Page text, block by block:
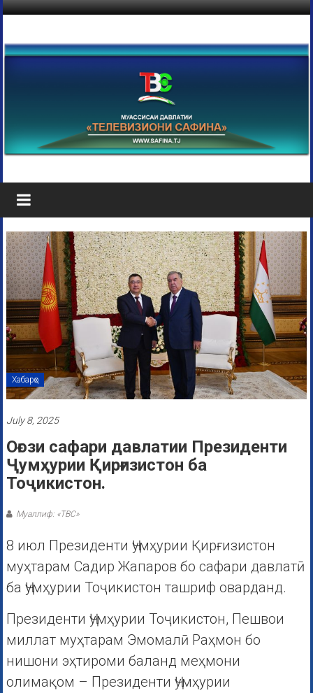
Хабарҳо
July 8, 2025
Оғози сафари давлатии Президенти
Ҷумҳурии Қирғизистон ба
Тоҷикистон.
Муаллиф: «ТВС»
8 июл Президенти Ҷумҳурии Қирғизистон
муҳтарам Садир Жапаров бо сафари давлатӣ
ба Ҷумҳурии Тоҷикистон ташриф оварданд.
Президенти Ҷумҳурии Тоҷикистон, Пешвои
миллат муҳтарам Эмомалӣ Раҳмон бо
нишони эҳтироми баланд меҳмони
олимақом – Президенти Ҷумҳурии